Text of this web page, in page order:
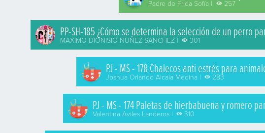
Padre de Frida Sofía | 257
PP-SH-185 ¿Cómo se determina la selección de un perro
MAXIMO DIONISIO NUÑEZ SANCHEZ | 301
PJ - MS - 178 Chalecos anti estrés para
Joshua Orlando Alcala Medina | 283
PJ - MS - 174 Paletas de hierbabuena y romero
Valentina Aviles Landeros | 310